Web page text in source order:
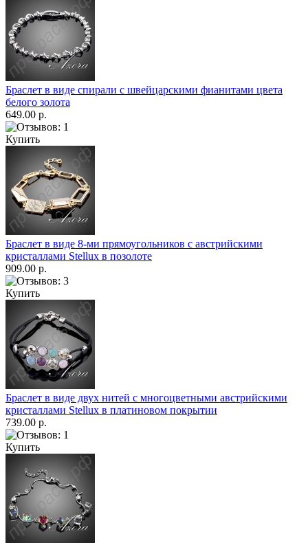
Браслет в виде спирали с швейцарскими фианитами цвета
белого золота
649.00 р.
Купить
Браслет в виде 8-ми прямоугольников с австрийскими
кристаллами Stellux в позолоте
909.00 р.
Купить
Браслет в виде двух нитей с многоцветными австрийскими
кристаллами Stellux в платиновом покрытии
739.00 р.
Купить